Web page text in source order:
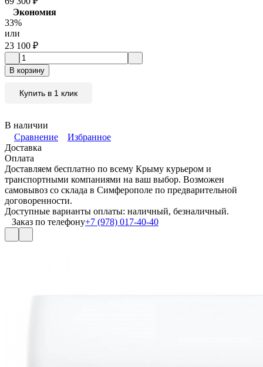
Экономия
33%
или
23 100 ₽
В корзину
Купить в 1 клик
В наличии
Сравнение
Избранное
Доставка
Оплата
Доставляем бесплатно по всему Крыму курьером и
транспортными компаниями на ваш выбор. Возможен
самовывоз со склада в Симферополе по предварительной
договоренности.
Доступные варианты оплаты: наличный, безналичный.
Заказ по телефону+7 (978) 017-40-40